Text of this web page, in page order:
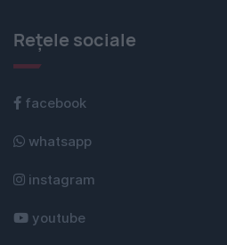
Rețele sociale
facebook
whatsapp
instagram
youtube